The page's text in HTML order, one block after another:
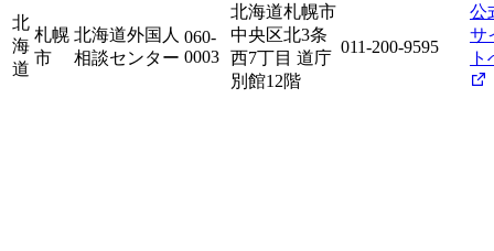
北
海
道
札幌
市
北海道外国人
相談センター
060-
0003
北海道札幌市
中央区北3条
西7丁目 道庁
別館12階
011-200-9595
公
サ
ト